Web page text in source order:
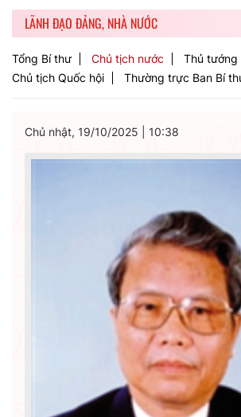
LÃNH ĐẠO ĐẢNG, NHÀ NƯỚC
Tổng Bí thư Chủ tịch nước
Thủ tướng
Chủ tịch Quốc hội
Thường trực Ban Bí
Chủ nhật, 19/10/2025 10:38